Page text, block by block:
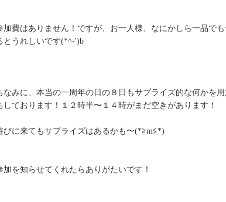
加費はありません！ですが、お一人様、なにかしら一品で
とうれしいです(*^-')b
なみに、本当の一周年の日の８日もサプライズ的な何かを
しております！１２時半〜１４時がまだ空きがあります！
びに来てもサプライズはあるかも〜(*≧m≦*)
加を知らせてくれたらありがたいです！